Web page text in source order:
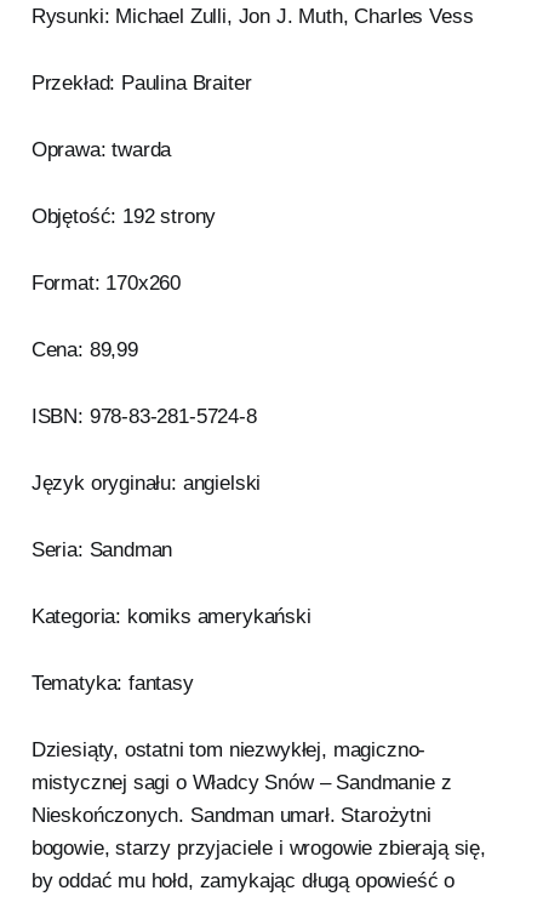
Rysunki: Michael Zulli, Jon J. Muth, Charles Vess
Przekład: Paulina Braiter
Oprawa: twarda
Objętość: 192 strony
Format: 170x260
Cena: 89,99
ISBN: 978-83-281-5724-8
Język oryginału: angielski
Seria: Sandman
Kategoria: komiks amerykański
Tematyka: fantasy
Dziesiąty, ostatni tom niezwykłej, magiczno-
mistycznej sagi o Władcy Snów – Sandmanie z
Nieskończonych. Sandman umarł. Starożytni
bogowie, starzy przyjaciele i wrogowie zbierają się,
by oddać mu hołd, zamykając długą opowieść o